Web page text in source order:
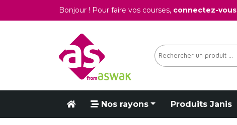
Bonjour ! Pour faire vos courses, connectez-vous
Nos rayons Produits Janis